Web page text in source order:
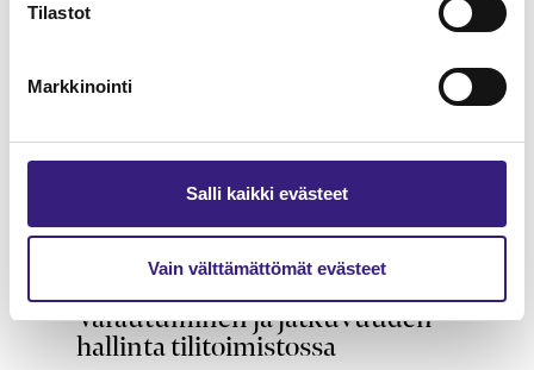
Tilastot
Markkinointi
Salli kaikki evästeet
Vain välttämättömät evästeet
Työterveyshuolto henkilöstö-​ ja
palkkahallinnon näkökulmasta
Varautuminen ja jatkuvuuden
hallinta tilitoimistossa